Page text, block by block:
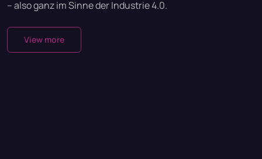
– also ganz im Sinne der Industrie 4.0.
View more